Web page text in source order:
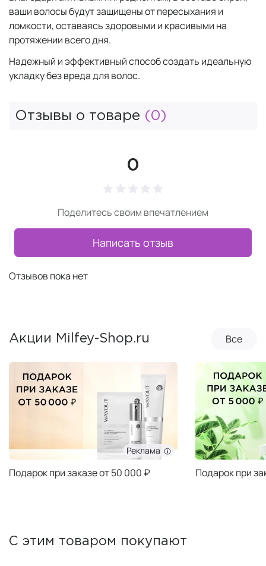
ваши волосы будут защищены от пересыхания и
ломкости, оставаясь здоровыми и красивыми на
протяжении всего дня.
Надежный и эффективный способ создать идеальную
укладку без вреда для волос.
Отзывы о товаре (0)
0
Поделитесь своим впечатлением
Написать отзыв
Отзывов пока нет
Акции Milfey-Shop.ru Все
Реклама
Подарок при заказе от 50 000 ₽ Подарок при
С этим товаром покупают